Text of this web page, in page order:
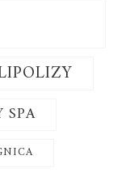
SPA